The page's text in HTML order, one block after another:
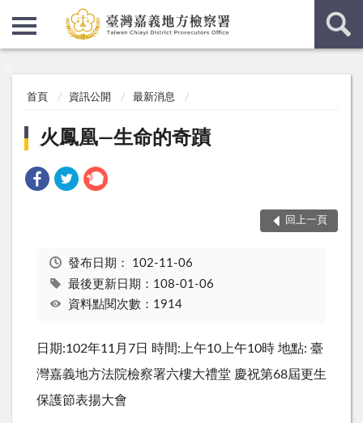
首頁 資訊公開 最新消息
火鳳凰—生命的奇蹟
回上一頁
發布日期： 102-11-06
最後更新日期：108-01-06
資料點閱次數：1914
日期:102年11月7日 時間:上午10上午10時 地點: 臺
灣嘉義地方法院檢察署六樓大禮堂 慶祝第68屆更生
保護節表揚大會